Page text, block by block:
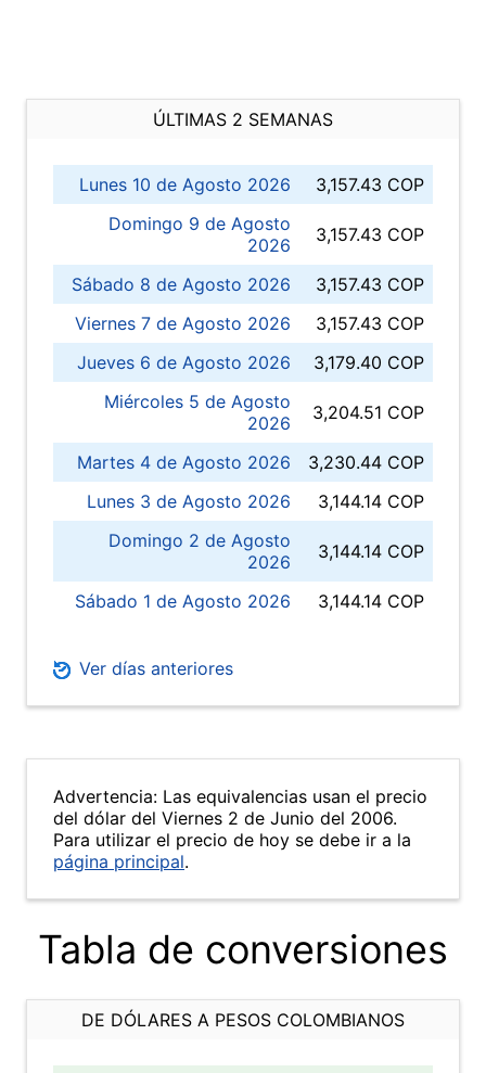
ÚLTIMAS 2 SEMANAS
Lunes 10 de Agosto 2026
3,157.43 COP
Domingo 9 de Agosto
2026
3,157.43 COP
Sábado 8 de Agosto 2026
3,157.43 COP
Viernes 7 de Agosto 2026
3,157.43 COP
Jueves 6 de Agosto 2026
3,179.40 COP
Miércoles 5 de Agosto
2026
3,204.51 COP
Martes 4 de Agosto 2026
3,230.44 COP
Lunes 3 de Agosto 2026
3,144.14 COP
Domingo 2 de Agosto
2026
3,144.14 COP
Sábado 1 de Agosto 2026 3,144.14 COP
Ver días anteriores
Advertencia: Las equivalencias usan el precio
del dólar del Viernes 2 de Junio del 2006.
Para utilizar el precio de hoy se debe ir a la
página principal.
Tabla de conversiones
DE DÓLARES A PESOS COLOMBIANOS